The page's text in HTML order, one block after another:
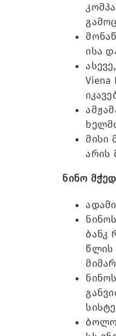
ისა
მისი
არის
ნინო
ბანკ
წლის
ბოლო